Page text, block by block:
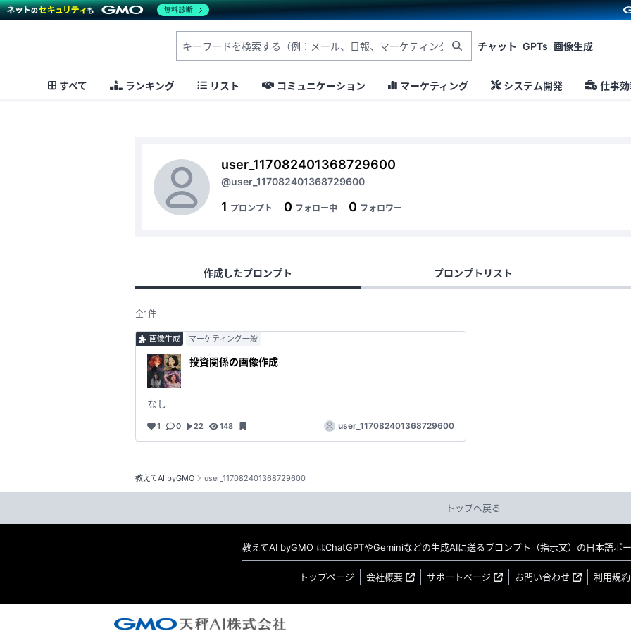
チャット GPTs 画像生成
すべて ランキング リスト コミュニケーション マーケティング システム開発 仕事
教えてAI byGMO user_117082401368729600
user_117082401368729600
@user_117082401368729600
1 プロンプト 0 フォロー中 0 フォロワー
作成したプロンプト プロンプトリスト
全1件
画像生成 マーケティング一般
投資関係の画像作成
なし
1 0 22 148 user_117082401368729600
トップへ戻る
教えてAI byGMO はChatGPTやGeminiなどの生成AIに送るプロンプト（指示文）の日本語ポー
トップページ 会社概要 サポートページ お問い合わせ 利用規約
無料診断